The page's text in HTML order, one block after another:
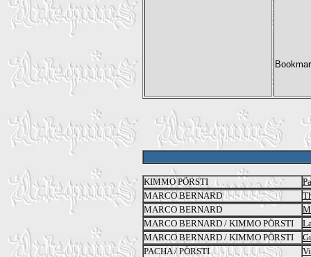
KIMMO PÖRSTI
MARCO BERNARD
MARCO BERNARD
MARCO BERNARD / KIMMO PÖRSTI
MARCO BERNARD / KIMMO PÖRSTI
PACHA / PÖRSTI